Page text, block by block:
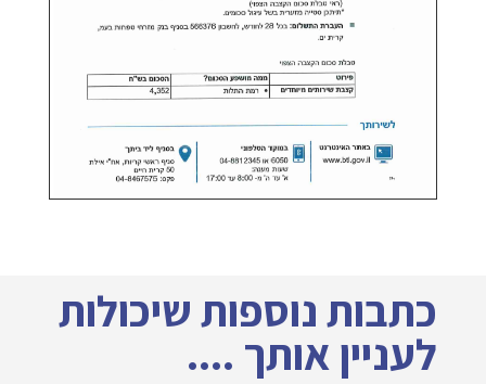
כתבות נוספות שיכולות
לעניין אותך ....